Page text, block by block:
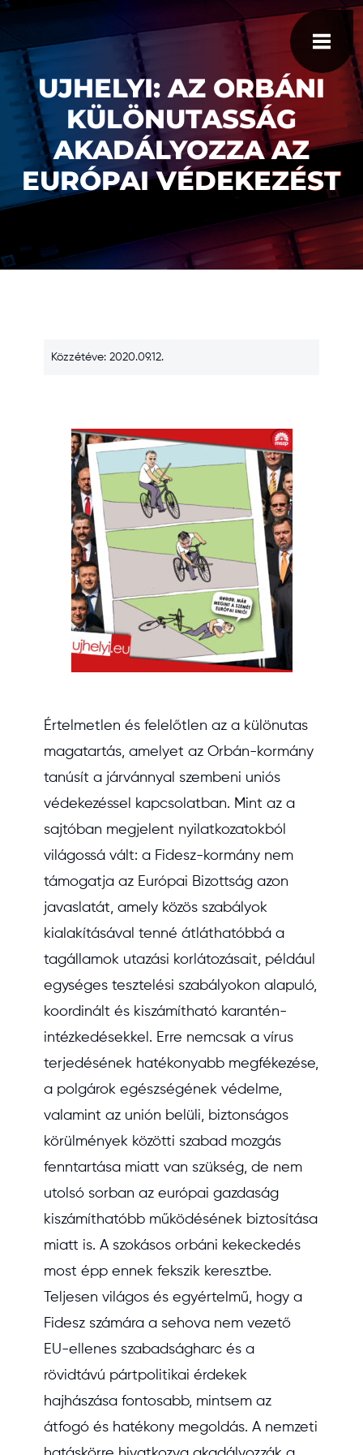
UJHELYI: AZ ORBÁNI
KÜLÖNUTASSÁG
AKADÁLYOZZA AZ
EURÓPAI VÉDEKEZÉST
Közzétéve: 2020.09.12.
Értelmetlen és felelőtlen az a különutas
magatartás, amelyet az Orbán-kormány
tanúsít a járvánnyal szembeni uniós
védekezéssel kapcsolatban. Mint az a
sajtóban megjelent nyilatkozatokból
világossá vált: a Fidesz-kormány nem
támogatja az Európai Bizottság azon
javaslatát, amely közös szabályok
kialakításával tenné átláthatóbbá a
tagállamok utazási korlátozásait, például
egységes tesztelési szabályokon alapuló,
koordinált és kiszámítható karantén-
intézkedésekkel. Erre nemcsak a vírus
terjedésének hatékonyabb megfékezése,
a polgárok egészségének védelme,
valamint az unión belüli, biztonságos
körülmények közötti szabad mozgás
fenntartása miatt van szükség, de nem
utolsó sorban az európai gazdaság
kiszámíthatóbb működésének biztosítása
miatt is. A szokásos orbáni kekeckedés
most épp ennek fekszik keresztbe.
Teljesen világos és egyértelmű, hogy a
Fidesz számára a sehova nem vezető
EU-ellenes szabadságharc és a
rövidtávú pártpolitikai érdekek
hajhászása fontosabb, mintsem az
átfogó és hatékony megoldás. A nemzeti